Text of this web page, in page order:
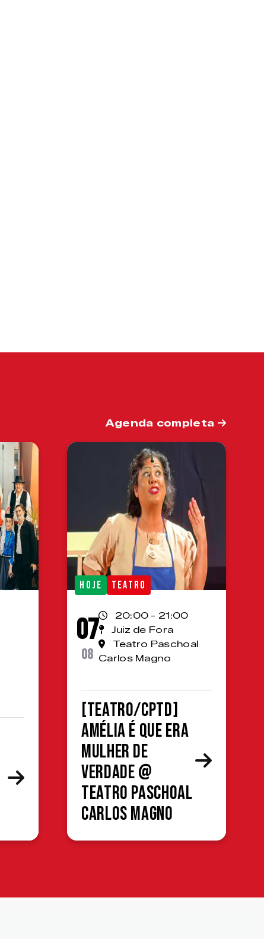
Agenda completa
HOJE TEATRO
07
08
20:00 - 21:00
Juiz de Fora
Teatro Paschoal
Carlos Magno
[TEATRO/CPTD]
Amélia é que era
mulher de
verdade @
Teatro Paschoal
Carlos Magno